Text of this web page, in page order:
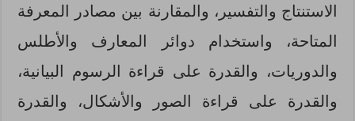
الاستنتاج والتفسير، والمقارنة بين مصادر المعرفة
المتاحة، واستخدام دوائر المعارف والأطلس
والدوريات، والقدرة على قراءة الرسوم البيانية،
والقدرة على قراءة الصور والأشكال، والقدرة